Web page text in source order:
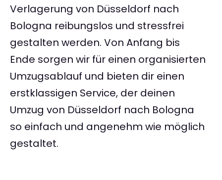
Verlagerung von Düsseldorf nach
Bologna reibungslos und stressfrei
gestalten werden. Von Anfang bis
Ende sorgen wir für einen organisierten
Umzugsablauf und bieten dir einen
erstklassigen Service, der deinen
Umzug von Düsseldorf nach Bologna
so einfach und angenehm wie möglich
gestaltet.